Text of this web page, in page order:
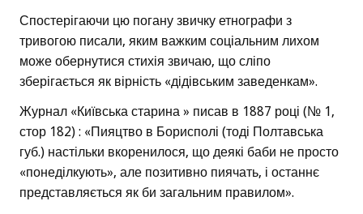
Спостерігаючи цю погану звичку етнографи з
тривогою писали, яким важким соціальним лихом
може обернутися стихія звичаю, що сліпо
зберігається як вірність «дідівським заведенкам».
Журнал «Київська старина » писав в 1887 році (№ 1,
стор 182) : «Пияцтво в Борисполі (тоді Полтавська
губ.) настільки вкоренилося, що деякі баби не просто
«понеділкують», але позитивно пиячать, і останнє
представляється як би загальним правилом».